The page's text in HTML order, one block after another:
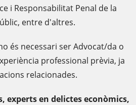
i Responsabilitat Penal de la
entre d'altres.
és necessari ser Advocat/da o
professional prèvia, ja
relacionades.
experts en delictes econòmics,